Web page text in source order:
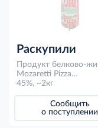
Раскупили
Продукт белково-
Mozaretti Pizza
профессиональный
45%, ~2кг
Сообщить
о поступлении